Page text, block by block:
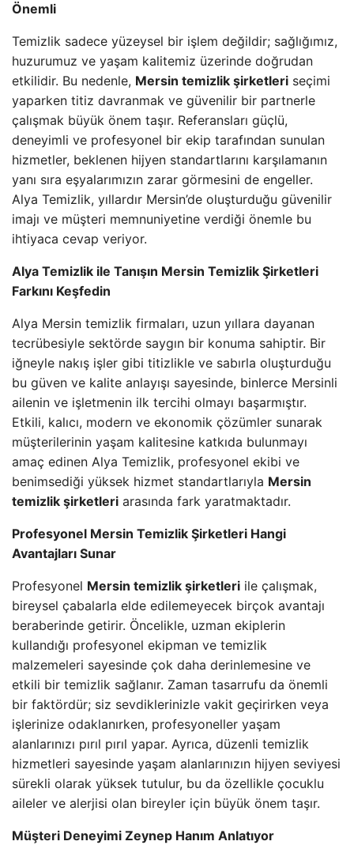
Önemli
Temizlik sadece yüzeysel bir işlem değildir; sağlığımız,
huzurumuz ve yaşam kalitemiz üzerinde doğrudan
etkilidir. Bu nedenle, Mersin temizlik şirketleri seçimi
yaparken titiz davranmak ve güvenilir bir partnerle
çalışmak büyük önem taşır. Referansları güçlü,
deneyimli ve profesyonel bir ekip tarafından sunulan
hizmetler, beklenen hijyen standartlarını karşılamanın
yanı sıra eşyalarımızın zarar görmesini de engeller.
Alya Temizlik, yıllardır Mersin’de oluşturduğu güvenilir
imajı ve müşteri memnuniyetine verdiği önemle bu
ihtiyaca cevap veriyor.
Alya Temizlik ile Tanışın Mersin Temizlik Şirketleri
Farkını Keşfedin
Alya Mersin temizlik firmaları, uzun yıllara dayanan
tecrübesiyle sektörde saygın bir konuma sahiptir. Bir
iğneyle nakış işler gibi titizlikle ve sabırla oluşturduğu
bu güven ve kalite anlayışı sayesinde, binlerce Mersinli
ailenin ve işletmenin ilk tercihi olmayı başarmıştır.
Etkili, kalıcı, modern ve ekonomik çözümler sunarak
müşterilerinin yaşam kalitesine katkıda bulunmayı
amaç edinen Alya Temizlik, profesyonel ekibi ve
benimsediği yüksek hizmet standartlarıyla Mersin
temizlik şirketleri arasında fark yaratmaktadır.
Profesyonel Mersin Temizlik Şirketleri Hangi
Avantajları Sunar
Profesyonel Mersin temizlik şirketleri ile çalışmak,
bireysel çabalarla elde edilemeyecek birçok avantajı
beraberinde getirir. Öncelikle, uzman ekiplerin
kullandığı profesyonel ekipman ve temizlik
malzemeleri sayesinde çok daha derinlemesine ve
etkili bir temizlik sağlanır. Zaman tasarrufu da önemli
bir faktördür; siz sevdiklerinizle vakit geçirirken veya
işlerinize odaklanırken, profesyoneller yaşam
alanlarınızı pırıl pırıl yapar. Ayrıca, düzenli temizlik
hizmetleri sayesinde yaşam alanlarınızın hijyen seviyesi
sürekli olarak yüksek tutulur, bu da özellikle çocuklu
aileler ve alerjisi olan bireyler için büyük önem taşır.
Müşteri Deneyimi Zeynep Hanım Anlatıyor